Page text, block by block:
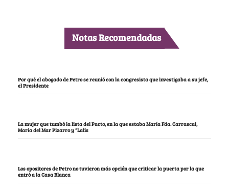
Notas Recomendadas
Por qué el abogado de Petro se reunió con la congresista que investigaba a su jefe,
el Presidente
La mujer que tumbó la lista del Pacto, en la que estaba María Fda. Carrascal,
María del Mar Pizarro y “Lalis
Los opositores de Petro no tuvieron más opción que criticar la puerta por la que
entró a la Casa Blanca